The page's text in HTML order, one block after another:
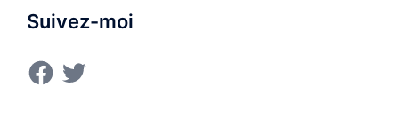
Suivez-moi
Facebook
Twitter